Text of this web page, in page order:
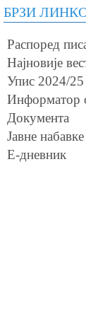
БРЗИ
Распоред
Најновије
Упис 2024/25
Информатор
Документа
Јавне набавке
Е-дневник